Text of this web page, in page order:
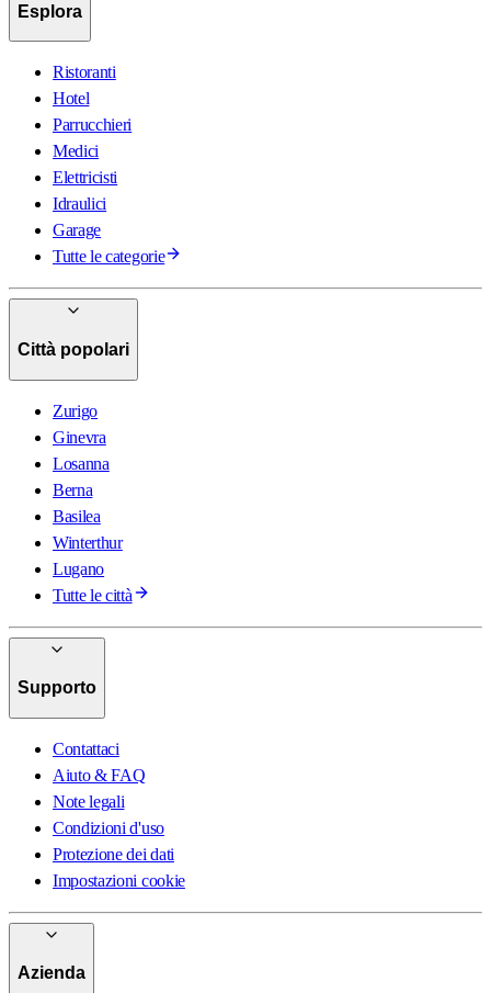
Esplora
Ristoranti
Hotel
Parrucchieri
Medici
Elettricisti
Idraulici
Garage
Tutte le categorie
Città popolari
Zurigo
Ginevra
Losanna
Berna
Basilea
Winterthur
Lugano
Tutte le città
Supporto
Contattaci
Aiuto & FAQ
Note legali
Condizioni d'uso
Protezione dei dati
Impostazioni cookie
Azienda